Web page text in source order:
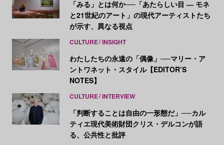
「みる」とは何か──「あたらしい目 ― モネ
と21世紀のアート」の現代アーティストたち
が示す、異なる視点
CULTURE INSIGHT
わたしたちの永遠の「偶像」──マリー・ア
ントワネット・スタイル【EDITOR’S
NOTES】
CULTURE INTERVIEW
「判断することは自由の一形態だ」──カル
ティエ現代美術財団クリス・デルコンが語
る、公共性と批評